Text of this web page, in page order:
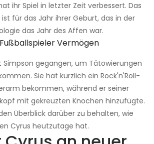
ihr Spiel in letzter Zeit verbessert. Das
ist für das Jahr ihrer Geburt, das in der
das Jahr des Affen war.
Vermögen
gegangen, um Tätowierungen
Sie hat kürzlich ein Rock'n'Roll-
bekommen, während er seiner
mit gekreuzten Knochen hinzufügte.
Überblick darüber zu behalten, wie
Cyrus heutzutage hat.